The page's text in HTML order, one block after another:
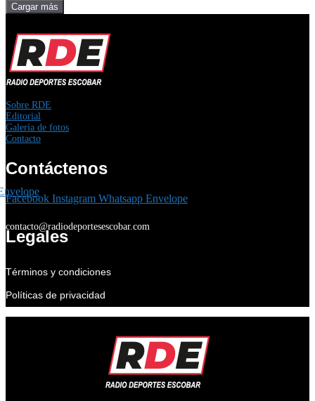
Cargar más
Sobre RDE
Editorial
Galería de fotos
Contacto
Contáctenos
Facebook Instagram Whatsapp Envelope
contacto@radiodeportesescobar.com
Legales
Términos y condiciones
Políticas de privacidad